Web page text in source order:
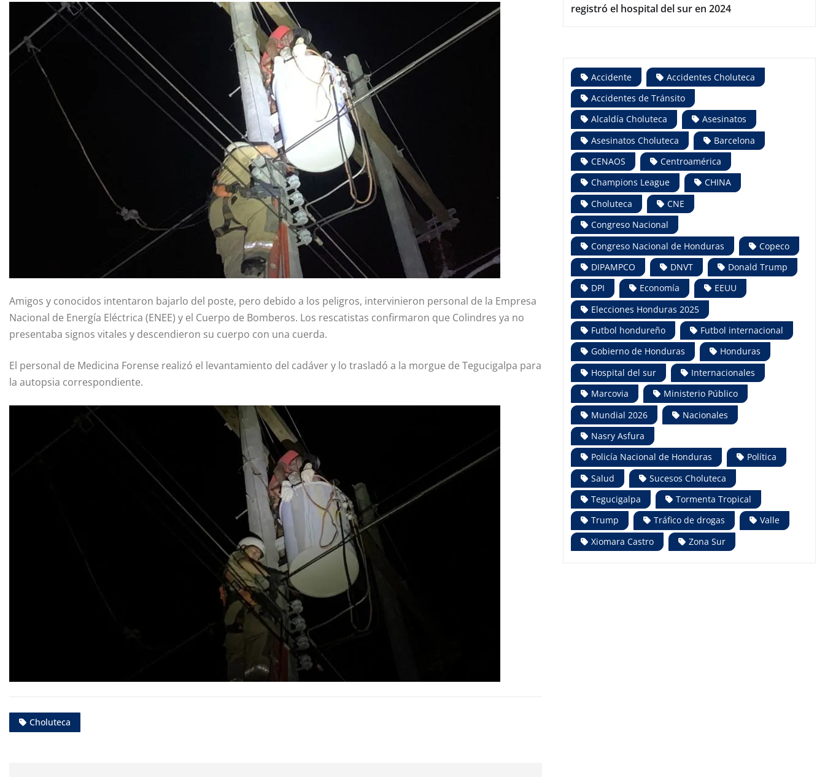
Amigos y conocidos intentaron bajarlo del poste, pero debido a los peligros, intervinieron personal de la Empresa
Nacional de Energía Eléctrica (ENEE) y el Cuerpo de Bomberos. Los rescatistas confirmaron que Colindres ya no
presentaba signos vitales y descendieron su cuerpo con una cuerda.
El personal de Medicina Forense realizó el levantamiento del cadáver y lo trasladó a la morgue de Tegucigalpa para
la autopsia correspondiente.
Choluteca
registró el hospital del sur en 2024
Accidente
Accidentes Choluteca
Accidentes de Tránsito
Alcaldía Choluteca
Asesinatos
Asesinatos Choluteca
Barcelona
CENAOS
Centroamérica
Champions League
CHINA
Choluteca
CNE
Congreso Nacional
Congreso Nacional de Honduras
Copeco
DIPAMPCO
DNVT
Donald Trump
DPI
Economía
EEUU
Elecciones Honduras 2025
Futbol hondureño
Futbol internacional
Gobierno de Honduras
Honduras
Hospital del sur
Internacionales
Marcovia
Ministerio Público
Mundial 2026
Nacionales
Nasry Asfura
Policía Nacional de Honduras
Política
Salud
Sucesos Choluteca
Tegucigalpa
Tormenta Tropical
Trump
Tráfico de drogas
Valle
Xiomara Castro
Zona Sur